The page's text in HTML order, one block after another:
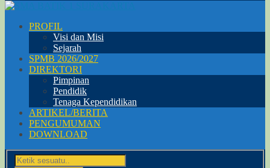
PROFIL
Visi dan Misi
Sejarah
SPMB 2026/2027
DIREKTORI
Pimpinan
Pendidik
Tenaga Kependidikan
ARTIKEL/BERITA
PENGUMUMAN
DOWNLOAD